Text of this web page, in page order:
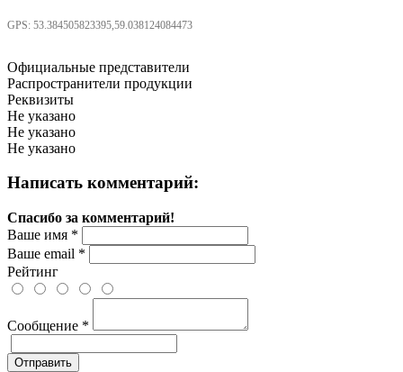
GPS: 53.384505823395,59.038124084473
Официальные представители
Распространители продукции
Реквизиты
Не указано
Не указано
Не указано
Написать комментарий:
Спасибо за комментарий!
Ваше имя *
Ваше email *
Рейтинг
Сообщение *
Отправить